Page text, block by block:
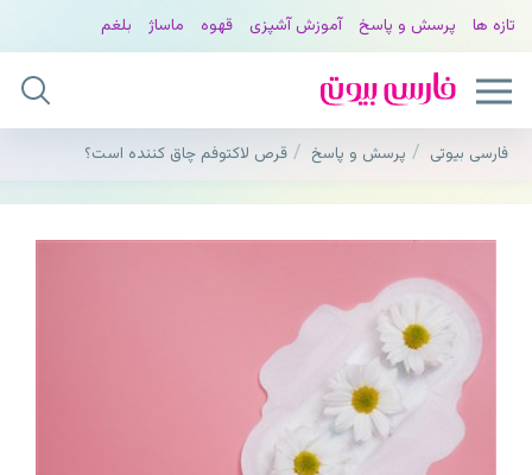
تازه ها پرسش و پاسخ آموزش آشپزی قهوه ماساژ بلغم
فارسی بیوتی پرسش و پاسخ قرص لاکتوفم چاق کننده است؟